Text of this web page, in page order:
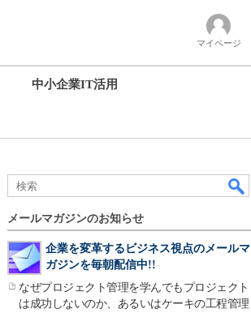
マイページ
中小企業IT活用
メールマガジンのお知らせ
企業を変革するビジネス視点のメールマ
ガジンを毎朝配信中!!
なぜプロジェクト管理を学んでもプロジェクト
は成功しないのか、あるいはケーキの工程管理